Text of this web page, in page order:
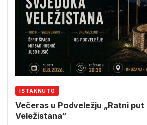
ISTAKNUTO
Večeras u Podveležju „Ratni
Veležistana“